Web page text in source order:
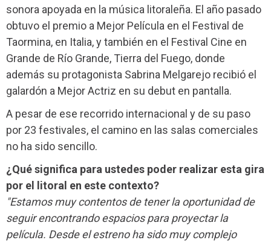
sonora apoyada en la música litoraleña. El año pasado
obtuvo el premio a Mejor Película en el Festival de
Taormina, en Italia, y también en el Festival Cine en
Grande de Río Grande, Tierra del Fuego, donde
además su protagonista Sabrina Melgarejo recibió el
galardón a Mejor Actriz en su debut en pantalla.
A pesar de ese recorrido internacional y de su paso
por 23 festivales, el camino en las salas comerciales
no ha sido sencillo.
¿Qué significa para ustedes poder realizar esta gira
por el litoral en este contexto?
"Estamos muy contentos de tener la oportunidad de
seguir encontrando espacios para proyectar la
película. Desde el estreno ha sido muy complejo